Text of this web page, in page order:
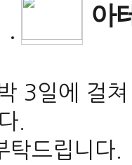
아
3일에 걸
.
드립니다.